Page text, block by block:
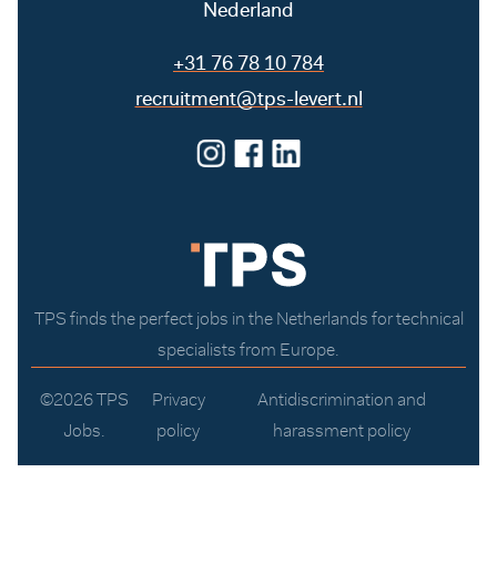
TPS finds the perfect jobs in the Netherlands for technical
specialists from Europe.
Nederland
+31 76 78 10 784
recruitment@tps-levert.nl
©2026 TPS
Jobs.
Privacy
policy
Antidiscrimination and
harassment policy